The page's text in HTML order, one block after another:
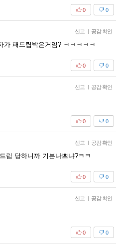
0
0
신고 공감 확인
가 패드립박은거임? ㅋㅋㅋㅋㅋ
0
0
신고 공감 확인
0
0
신고 공감 확인
립 당하니까 기분나쁘냐?ㅋㅋ
0
0
신고 공감 확인
0
0